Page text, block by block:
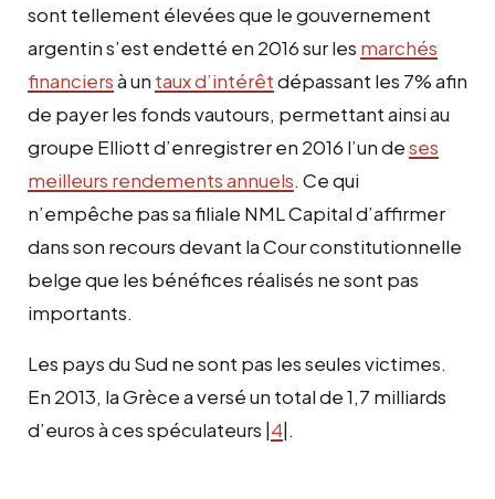
sont tellement élevées que le gouvernement
argentin s’est endetté en 2016 sur les marchés
financiersà un taux d’intérêtdépassant les 7% afin
de payer les fonds vautours, permettant ainsi au
groupe Elliott d’enregistrer en 2016 l’un deses
meilleurs rendements annuels. Ce qui
n’empêche pas sa filiale NML Capital d’affirmer
dans son recours devant la Cour constitutionnelle
belge que les bénéfices réalisés ne sont pas
importants.
Les pays du Sud ne sont pas les seules victimes.
En 2013, la Grèce a versé un total de 1,7 milliards
d’euros à ces spéculateurs |4|.